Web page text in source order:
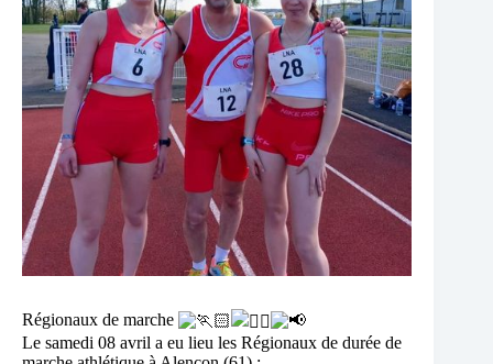
Régionaux de marche
Le samedi 08 avril a eu lieu les Régionaux de durée de